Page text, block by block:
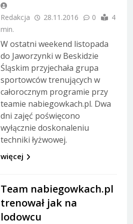
Redakcja 28.11.2016 0
4
min.
W ostatni weekend listopada
do Jaworzynki w Beskidzie
Śląskim przyjechała grupa
sportowców trenujących w
całorocznym programie przy
teamie nabiegowkach.pl. Dwa
dni zajęć poświęcono
wyłącznie doskonaleniu
techniki łyżwowej.
więcej
Team nabiegowkach.pl
trenował jak na
lodowcu